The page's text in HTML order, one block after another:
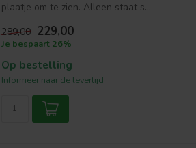
plaatje om te zien. Alleen staat s...
289,00 229,00
Je bespaart 26%
Op bestelling
Informeer naar de levertijd